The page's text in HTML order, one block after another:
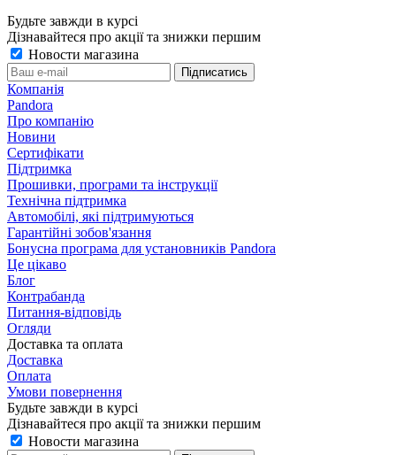
Будьте завжди в курсі
Дізнавайтеся про акції та знижки першим
Новости магазина
Компанія
Pandora
Про компанію
Новини
Сертифікати
Підтримка
Прошивки, програми та інструкції
Технічна підтримка
Aвтомобілі, які підтримуються
Гарантійні зобов'язання
Бонусна програма для установників Pandora
Це цікаво
Блог
Контрабанда
Питання-відповідь
Огляди
Доставка та оплата
Доставка
Оплата
Умови повернення
Будьте завжди в курсі
Дізнавайтеся про акції та знижки першим
Новости магазина